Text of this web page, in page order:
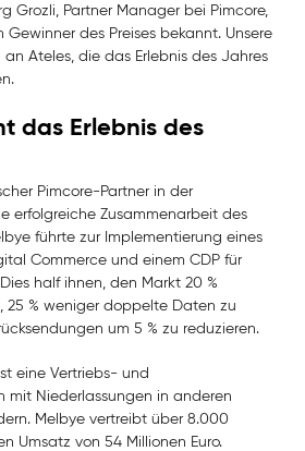
Grozli, Partner Manager bei Pimcore,
des Preises bekannt. Unsere
Ateles, die das Erlebnis des Jahres
das Erlebnis des
Pimcore-Partner in der
erfolgreiche Zusammenarbeit des
führte zur Implementierung eines
Commerce und einem CDP für
half ihnen, den Markt 20 %
25 % weniger doppelte Daten zu
um 5 % zu reduzieren.
eine Vertriebs- und
mit Niederlassungen in anderen
Melbye vertreibt über 8.000
Umsatz von 54 Millionen Euro.